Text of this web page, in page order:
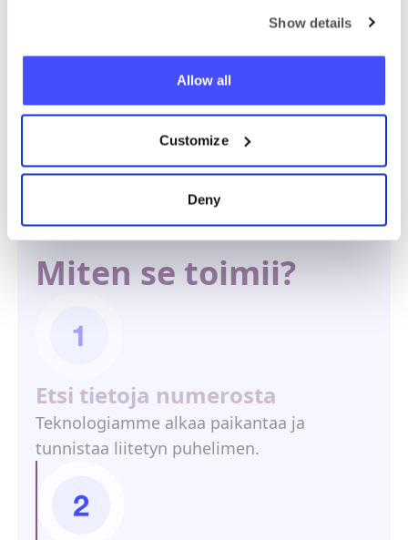
Show details
Allow all
Customize
Deny
Mark
Miten se toimii?
Etsi tietoja numerosta
Teknologiamme alkaa paikantaa ja
tunnistaa liitetyn puhelimen.